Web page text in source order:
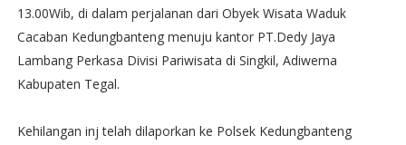
13.00Wib, di dalam perjalanan dari Obyek Wisata Waduk
Cacaban Kedungbanteng menuju kantor PT.Dedy Jaya
Lambang Perkasa Divisi Pariwisata di Singkil, Adiwerna
Kabupaten Tegal.
Kehilangan inj telah dilaporkan ke Polsek Kedungbanteng